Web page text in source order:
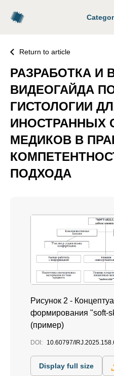
Return to article
РАЗРАБОТКА И
ВИДЕОГАЙДА
ГИСТОЛОГИИ
ИНОСТРАННЫХ
МЕДИКОВ В
ПОДХОДА
Рисунок 2 -
формирования "soft-
(пример)
DOI: 10.60797/
Display full size